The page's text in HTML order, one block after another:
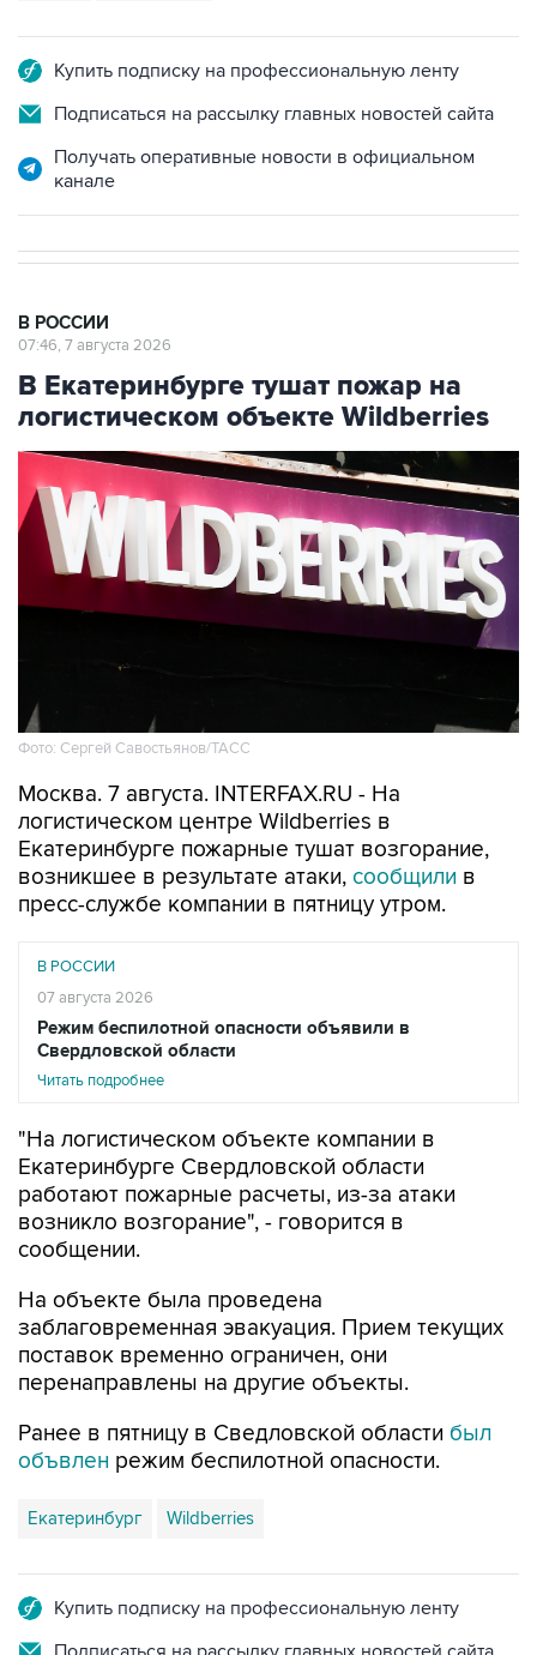
Купить подписку на профессиональную ленту
Подписаться на рассылку главных новостей сайта
Получать оперативные новости в официальном
канале
В РОССИИ
07:46, 7 августа 2026
В Екатеринбурге тушат пожар на
логистическом объекте Wildberries
Фото: Сергей Савостьянов/ТАСС
Москва. 7 августа. INTERFAX.RU - На
логистическом центре Wildberries в
Екатеринбурге пожарные тушат возгорание,
возникшее в результате атаки, сообщили в
пресс-службе компании в пятницу утром.
В РОССИИ
07 августа 2026
Режим беспилотной опасности объявили в
Свердловской области
Читать подробнее
"На логистическом объекте компании в
Екатеринбурге Свердловской области
работают пожарные расчеты, из-за атаки
возникло возгорание", - говорится в
сообщении.
На объекте была проведена
заблаговременная эвакуация. Прием текущих
поставок временно ограничен, они
перенаправлены на другие объекты.
Ранее в пятницу в Сведловской области был
объвлен режим беспилотной опасности.
Екатеринбург Wildberries
Купить подписку на профессиональную ленту